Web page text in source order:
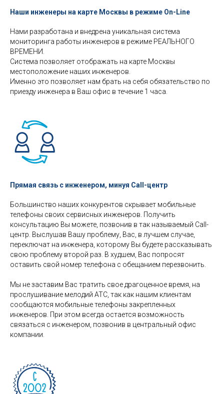
Наши инженеры на карте Москвы в режиме On-Line
Нами разработана и внедрена уникальная система
мониторинга работы инженеров в режиме РЕАЛЬНОГО
ВРЕМЕНИ.
Система позволяет отображать на карте Москвы
местоположение наших инженеров.
Именно это позволяет нам брать на себя обязательство по
приезду инженера в Ваш офис в течение 1 часа.
Прямая связь с инженером, минуя Call-центр
Большинство наших конкурентов скрывает мобильные
телефоны своих сервисных инженеров. Получить
консультацию Вы можете, позвонив в так называемый Call-
центр. Выслушав Вашу проблему, Вас, в лучшем случае,
переключат на инженера, которому Вы будете рассказывать
свою проблему второй раз. В худшем, Вас попросят
оставить свой номер телефона с обещанием перезвонить.
Мы не заставим Вас тратить свое драгоценное время, на
прослушивание мелодий АТС, так как нашим клиентам
сообщаются мобильные телефоны закрепленных
инженеров. При этом всегда остается возможность
связаться с инженером, позвонив в центральный офис
компании.